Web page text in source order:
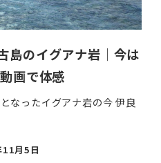
島のイグアナ岩｜今は
画で体感
なったイグアナ岩の今 伊良
月5日